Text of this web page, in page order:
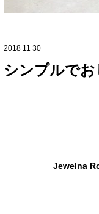
2018 11 30
シンプルで
Jewelna